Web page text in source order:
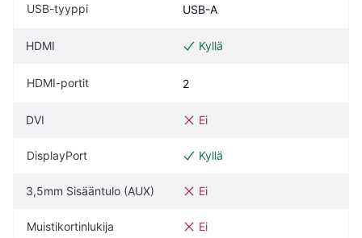
USB-tyyppi USB-A
HDMI Kyllä
HDMI-portit 2
DVI Ei
DisplayPort Kyllä
3,5mm Sisääntulo (AUX) Ei
Muistikortinlukija Ei